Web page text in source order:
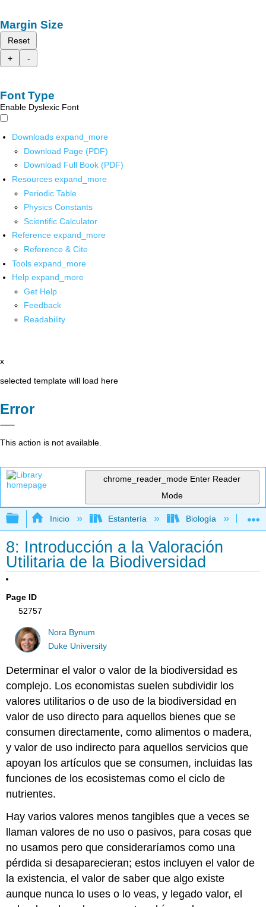
Margin Size
Reset
+
-
Font Type
Enable Dyslexic Font
Downloads expand_more
Download Page (PDF)
Download Full Book (PDF)
Resources expand_more
Periodic Table
Physics Constants
Scientific Calculator
Reference expand_more
Reference & Cite
Tools expand_more
Help expand_more
Get Help
Feedback
Readability
x
selected template will load here
Error
This action is not available.
chrome_reader_mode Enter Reader
Mode
Expandir/contraer jerarquía global
Inicio Estantería Biología
8: Introducción a la Valoración
Utilitaria de la Biodiversidad
Page ID
52757
Nora Bynum
Duke University
Determinar el valor o valor de la biodiversidad es
complejo. Los economistas suelen subdividir los
valores utilitarios o de uso de la biodiversidad en
valor de uso directo para aquellos bienes que se
consumen directamente, como alimentos o madera,
y valor de uso indirecto para aquellos servicios que
apoyan los artículos que se consumen, incluidas las
funciones de los ecosistemas como el ciclo de
nutrientes.
Hay varios valores menos tangibles que a veces se
llaman valores de no uso o pasivos, para cosas que
no usamos pero que consideraríamos como una
pérdida si desaparecieran; estos incluyen el valor de
la existencia, el valor de saber que algo existe
aunque nunca lo uses o lo veas, y legado valor, el